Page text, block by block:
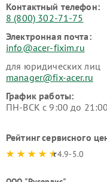
Контактный телефон:
8 (800) 302-71-75
Электронная почта:
info@acer-fixim.ru
для юридических лиц
manager@fix-acer.ru
График работы:
ПН-ВСК с 9:00 до
Рейтинг сервисного
4.9-5.0